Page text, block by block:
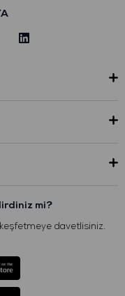
mi?
keşfetmeye davetlisiniz.